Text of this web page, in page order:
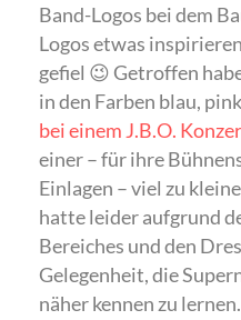
Band-Logos bei dem
Logos etwas
gefiel 😉 Getroffen
in den Farben blau,
bei einem J.B.O.
einer – für ihre
Einlagen – viel zu
hatte leider aufgrund
Bereiches und den
Gelegenheit, die
näher kennen zu